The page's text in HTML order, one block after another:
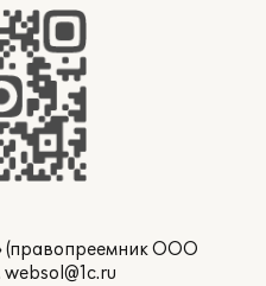
(правопреемник ООО
websol@1c.ru